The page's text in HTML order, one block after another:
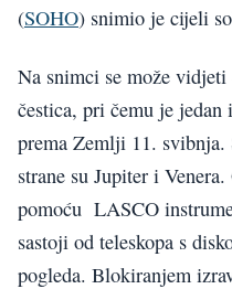
(SOHO) snimio je cijeli
Na snimci se može
čestica, pri čemu je
prema Zemlji 11. svibnja.
strane su Jupiter i
pomoću LASCO
sastoji od teleskopa s
pogleda. Blokiranjem